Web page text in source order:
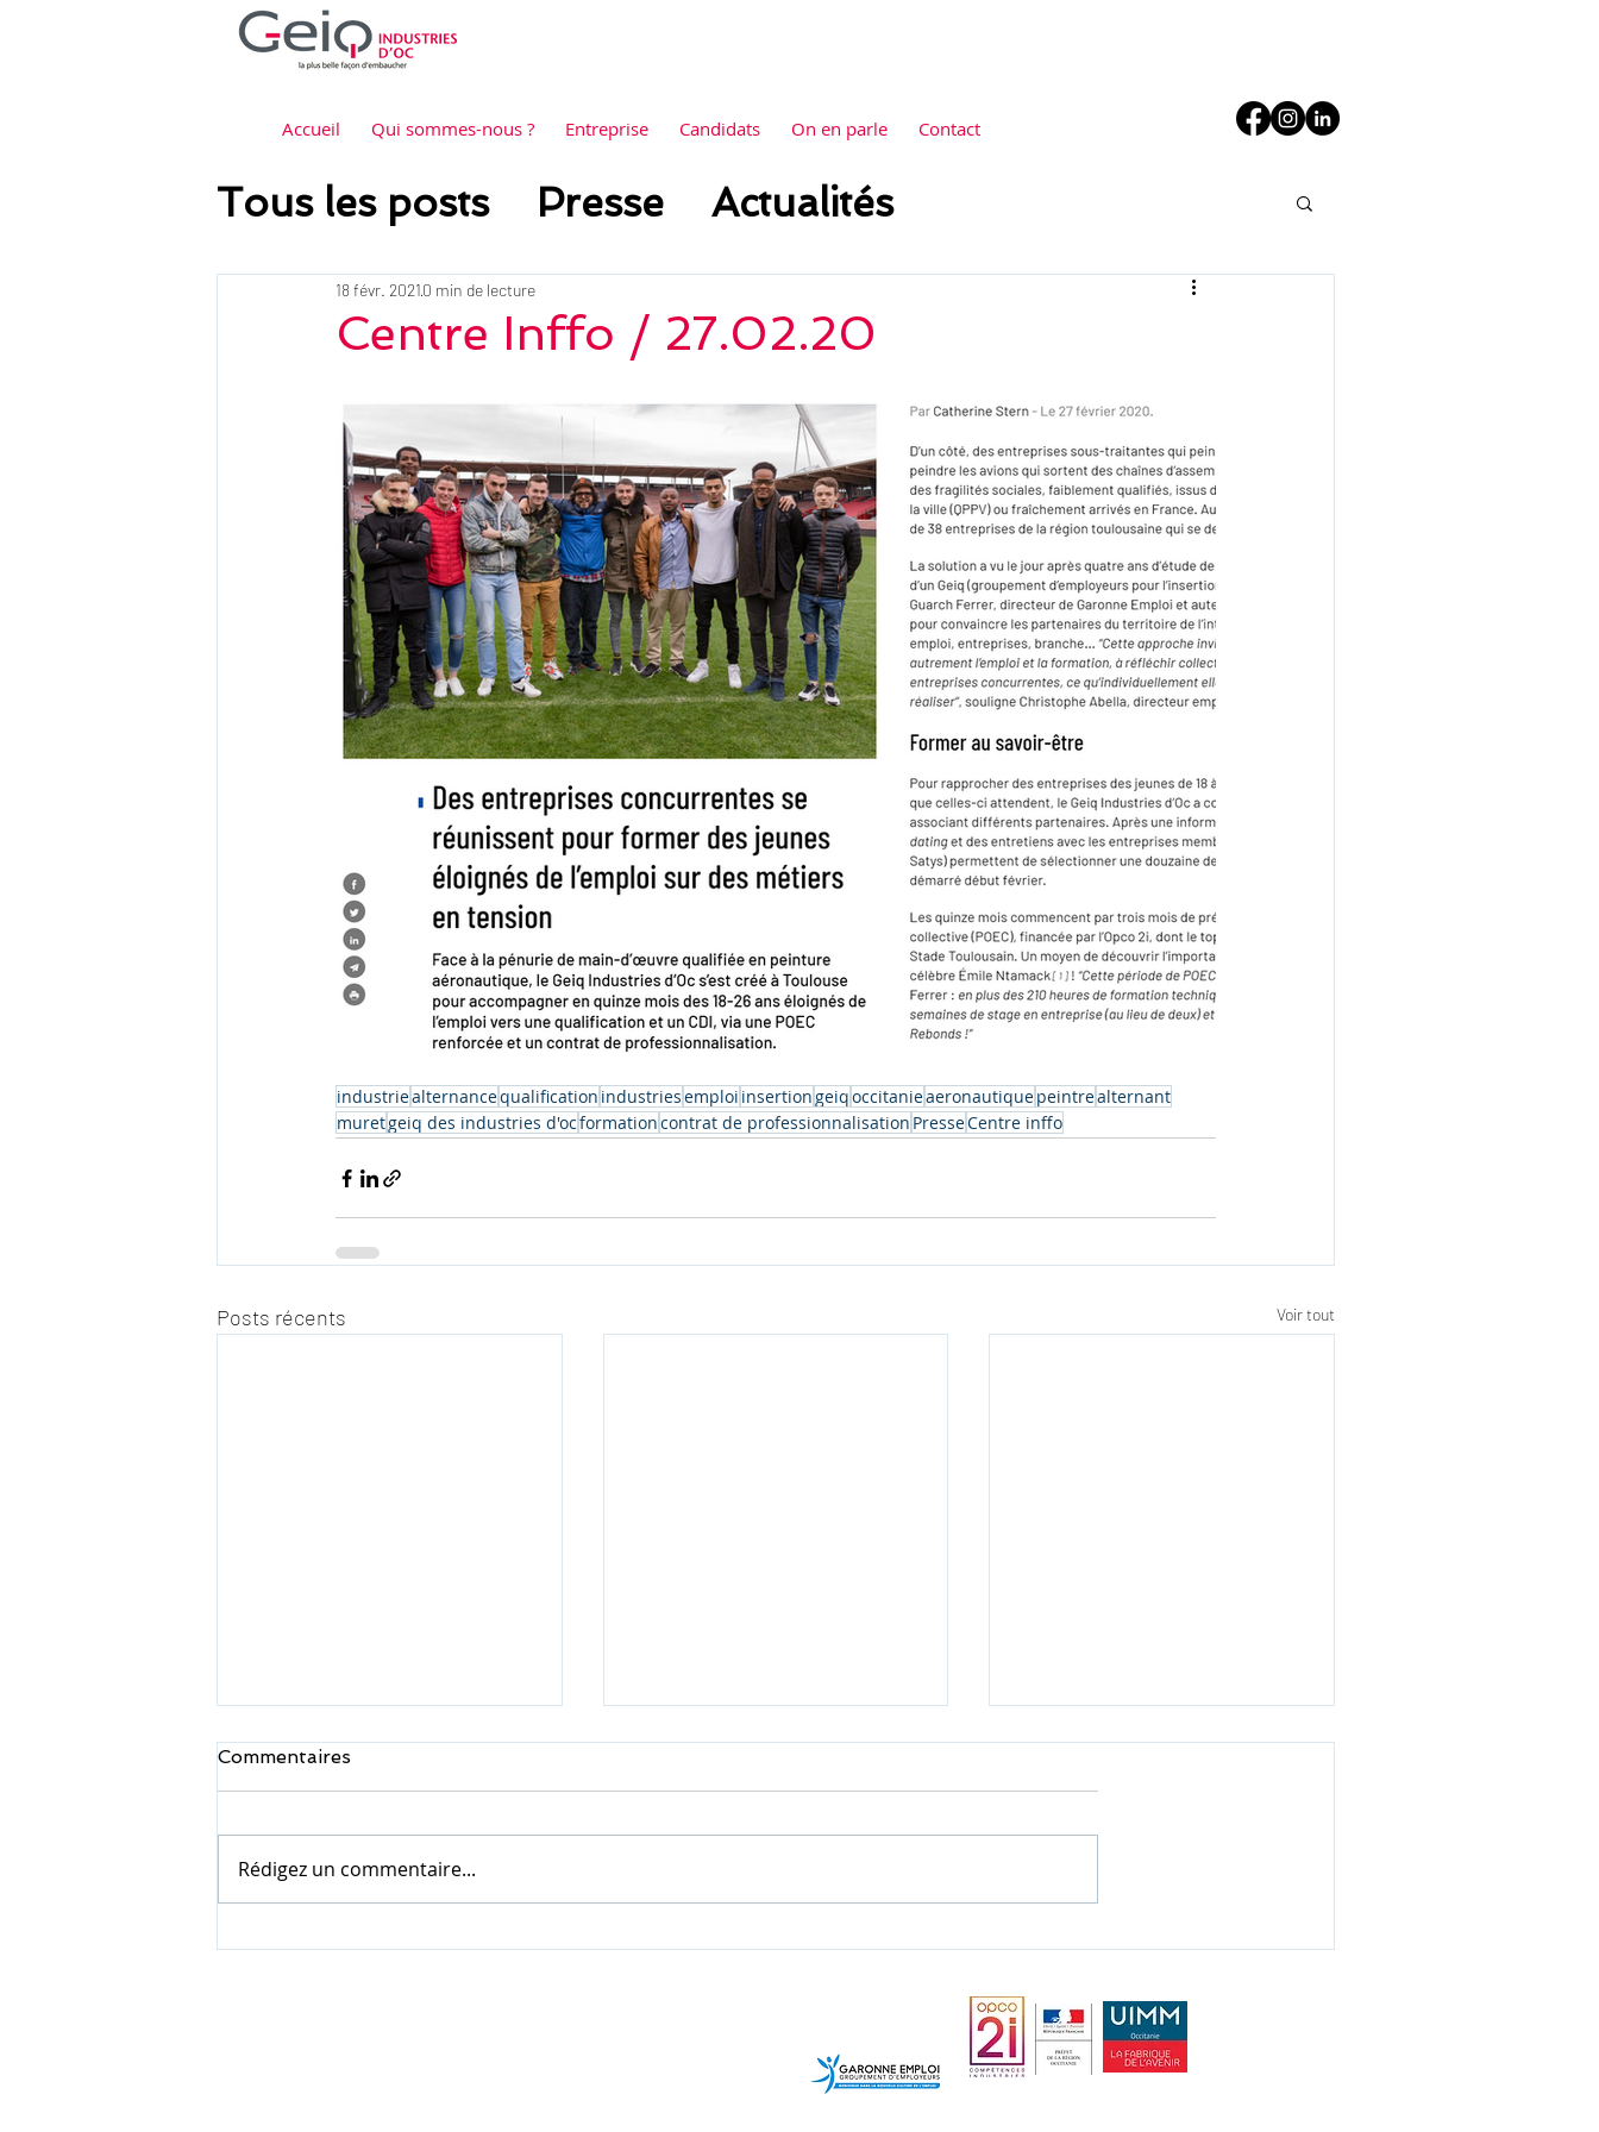
Accueil Qui sommes-nous ? Entreprise Candidats On en parle Contact
Tous les posts Presse Actualités
Centre Inffo / 27.02.20
18 févr. 20210 min de lecture
industriealternancequalification industriesemploi insertiongeiqoccitanieaeronautiquepeintrealternant
muretgeiq des industries d'ocformationcontrat de professionnalisation PresseCentre inffo
Posts récents Voir tout
La Lettre M / 21.01.20
Commentaires
Rédigez un commentaire...